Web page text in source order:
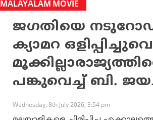
MALAYALAM MOVIE
ജഗതിയെ
ക്യാമറ
പങ്കുവെച്ച് ബി.
Wednesday, 8th July 2026, 3:54 pm